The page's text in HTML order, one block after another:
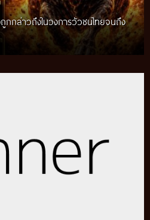
กกล่าวถึงในวงการวัวชนไทยจนถึง
งขันดั้งเดิมที่สืบทอดผ่านภูมิปัญญา